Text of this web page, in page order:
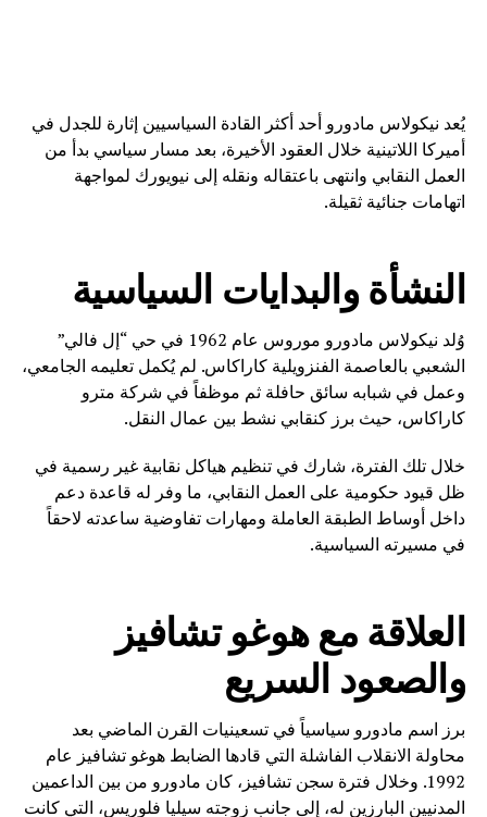
يُعد نيكولاس مادورو أحد أكثر القادة السياسيين إثارة للجدل في
أميركا اللاتينية خلال العقود الأخيرة، بعد مسار سياسي بدأ من
العمل النقابي وانتهى باعتقاله ونقله إلى نيويورك لمواجهة
اتهامات جنائية ثقيلة.
النشأة والبدايات السياسية
وُلد نيكولاس مادورو موروس عام 1962 في حي “إل فالي”
الشعبي بالعاصمة الفنزويلية كاراكاس. لم يُكمل تعليمه الجامعي،
وعمل في شبابه سائق حافلة ثم موظفاً في شركة مترو
كاراكاس، حيث برز كنقابي نشط بين عمال النقل.
خلال تلك الفترة، شارك في تنظيم هياكل نقابية غير رسمية في
ظل قيود حكومية على العمل النقابي، ما وفر له قاعدة دعم
داخل أوساط الطبقة العاملة ومهارات تفاوضية ساعدته لاحقاً
في مسيرته السياسية.
العلاقة مع هوغو تشافيز
والصعود السريع
برز اسم مادورو سياسياً في تسعينيات القرن الماضي بعد
محاولة الانقلاب الفاشلة التي قادها الضابط هوغو تشافيز عام
1992. وخلال فترة سجن تشافيز، كان مادورو من بين الداعمين
المدنيين البارزين له، إلى جانب زوجته سيليا فلوريس، التي كانت